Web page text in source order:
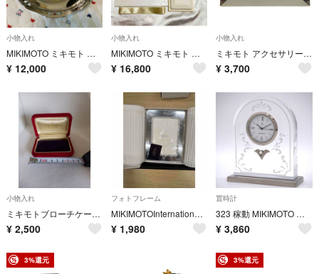
小物入れ
MIKIMOTO ミキモト アクセサリートレイ 小物入れ
¥ 12,000
小物入れ
MIKIMOTO ミキモト 南洋パール 白蝶真珠 ピアス ケース 空箱プレミアム
¥ 16,800
小物入れ
ミキモト アクセサリートレイ ペントレイ マルチトレイ アコヤ真珠 シルバー色
¥ 3,700
小物入れ
ミキモトブローチケース当時品
¥ 2,500
フォトフレーム
MIKIMOTOInternationalミキモトパール、フォトフレーム写真立て
¥ 1,980
置時計
323 稼動 MIKIMOTO 置き時計 インテリア パール 真珠 スケルトン
¥ 3,860
3%還元 3%還元